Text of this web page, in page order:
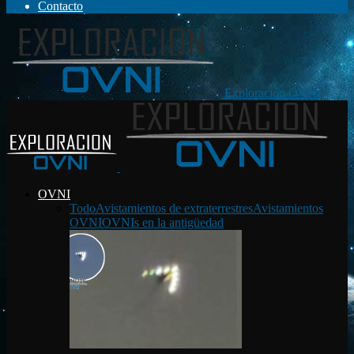
Contacto
Exploración OVNI
OVNI
TodoAvistamientos de extraterrestresAvistamientos
OVNIOVNIs en la antigüedad